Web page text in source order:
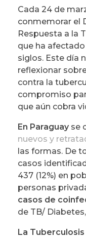
Cada 24 de
conmemorar el
Respuesta a la
que ha
siglos. Este día
reflexionar
contra la
compromiso
que aún cobra
En Paraguay se
nuevos y
las formas. De
casos
437 (12%) en
personas
casos de
de TB/
La Tuberculosis